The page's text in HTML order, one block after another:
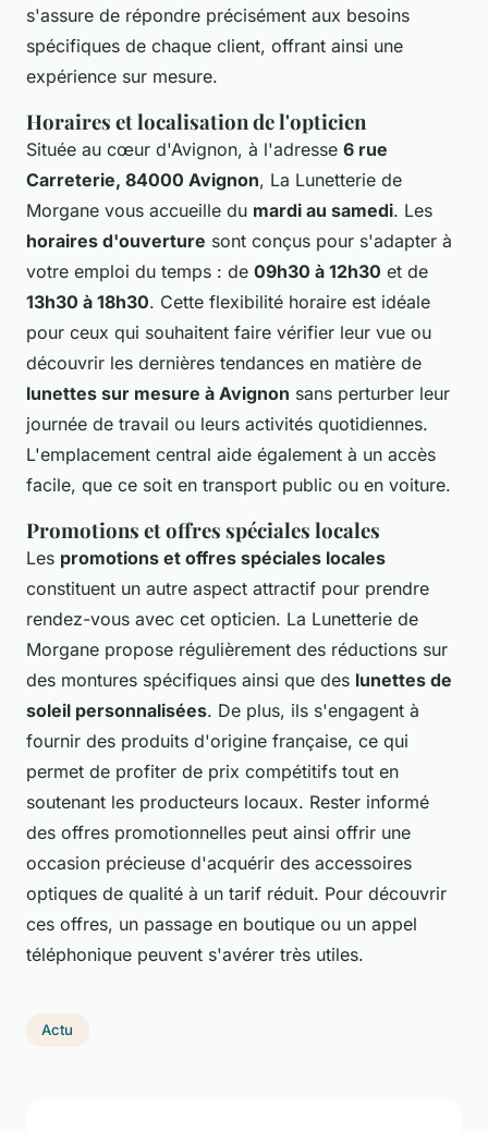
s'assure de répondre précisément aux besoins
spécifiques de chaque client, offrant ainsi une
expérience sur mesure.
Horaires et localisation de l'opticien
Située au cœur d'Avignon, à l'adresse 6 rue
Carreterie, 84000 Avignon, La Lunetterie de
Morgane vous accueille du mardi au samedi. Les
horaires d'ouverture sont conçus pour s'adapter à
votre emploi du temps : de 09h30 à 12h30 et de
13h30 à 18h30. Cette flexibilité horaire est idéale
pour ceux qui souhaitent faire vérifier leur vue ou
découvrir les dernières tendances en matière de
lunettes sur mesure à Avignon sans perturber leur
journée de travail ou leurs activités quotidiennes.
L'emplacement central aide également à un accès
facile, que ce soit en transport public ou en voiture.
Promotions et offres spéciales locales
Les promotions et offres spéciales locales
constituent un autre aspect attractif pour prendre
rendez-vous avec cet opticien. La Lunetterie de
Morgane propose régulièrement des réductions sur
des montures spécifiques ainsi que des lunettes de
soleil personnalisées. De plus, ils s'engagent à
fournir des produits d'origine française, ce qui
permet de profiter de prix compétitifs tout en
soutenant les producteurs locaux. Rester informé
des offres promotionnelles peut ainsi offrir une
occasion précieuse d'acquérir des accessoires
optiques de qualité à un tarif réduit. Pour découvrir
ces offres, un passage en boutique ou un appel
téléphonique peuvent s'avérer très utiles.
Actu